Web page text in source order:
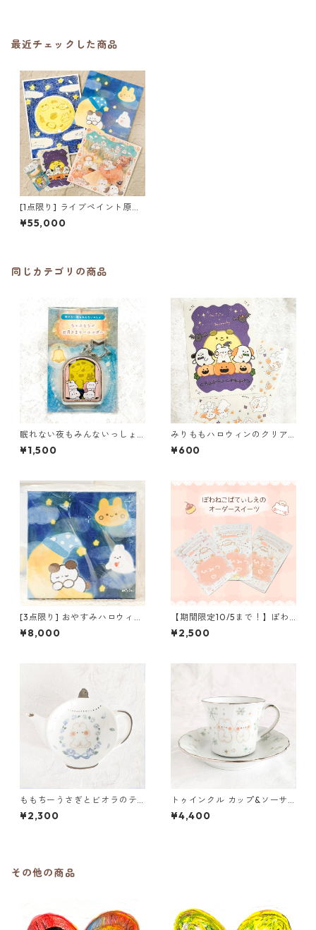
最近チェックした商品
[1点限り] ライブペイント原画
わくわくセット【みりん×mo
mochy特別コラボ】
¥55,000
同じカテゴリの商品
眠れない夜もみんないっしょ
ちゃぷもちのお月さまキーホ
ルダー【みりん×momochy特
¥1,500
みりももハロウィンのクリア
ファイル【みりん×momochy
特別コラボ】
¥600
[3点限り] おやすみハロウィン
キャンバスプリント【みりん×
momochy特別コラボ】
¥8,000
【期間限定10/5まで！】ぽわ
ねこぱてぃしえのオーダース
イーツ
¥2,500
ももちーうさぎとビオラのテ
ィーバッグトレイ
¥2,300
トゥインクル カップ&ソーサ
ー
¥4,400
その他の商品